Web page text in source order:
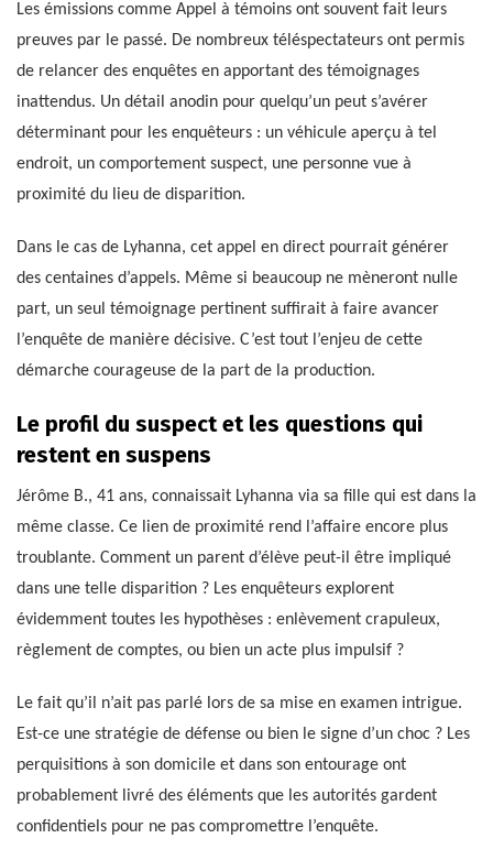
Les émissions comme Appel à témoins ont souvent fait leurs
preuves par le passé. De nombreux téléspectateurs ont permis
de relancer des enquêtes en apportant des témoignages
inattendus. Un détail anodin pour quelqu’un peut s’avérer
déterminant pour les enquêteurs : un véhicule aperçu à tel
endroit, un comportement suspect, une personne vue à
proximité du lieu de disparition.
Dans le cas de Lyhanna, cet appel en direct pourrait générer
des centaines d’appels. Même si beaucoup ne mèneront nulle
part, un seul témoignage pertinent suffirait à faire avancer
l’enquête de manière décisive. C’est tout l’enjeu de cette
démarche courageuse de la part de la production.
Le profil du suspect et les questions qui
restent en suspens
Jérôme B., 41 ans, connaissait Lyhanna via sa fille qui est dans la
même classe. Ce lien de proximité rend l’affaire encore plus
troublante. Comment un parent d’élève peut-il être impliqué
dans une telle disparition ? Les enquêteurs explorent
évidemment toutes les hypothèses : enlèvement crapuleux,
règlement de comptes, ou bien un acte plus impulsif ?
Le fait qu’il n’ait pas parlé lors de sa mise en examen intrigue.
Est-ce une stratégie de défense ou bien le signe d’un choc ? Les
perquisitions à son domicile et dans son entourage ont
probablement livré des éléments que les autorités gardent
confidentiels pour ne pas compromettre l’enquête.